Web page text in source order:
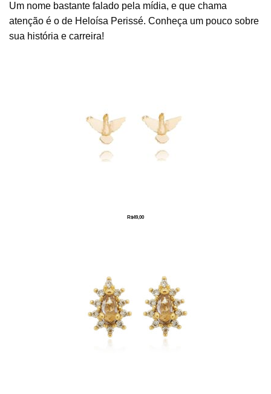
Um nome bastante falado pela mídia, e que chama
atenção é o de Heloísa Perissé. Conheça um pouco sobre
sua história e carreira!
R$49,00